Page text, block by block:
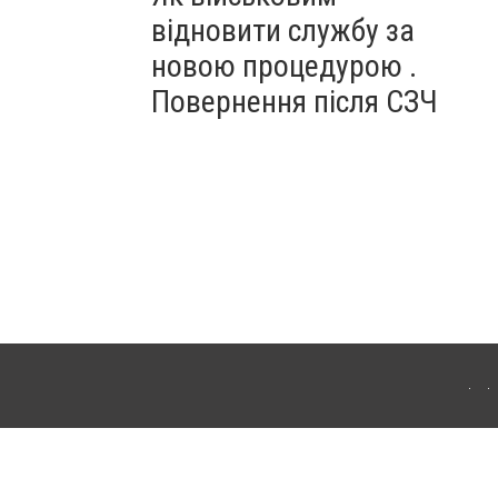
відновити службу за
новою процедурою .
Повернення після СЗЧ